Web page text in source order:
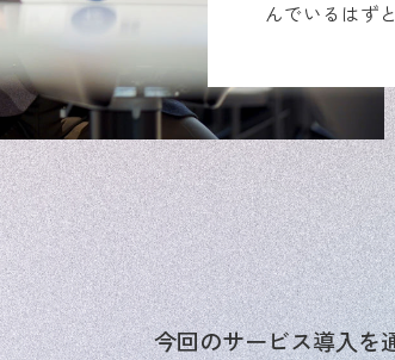
んでいるはず
今回のサービス導入を